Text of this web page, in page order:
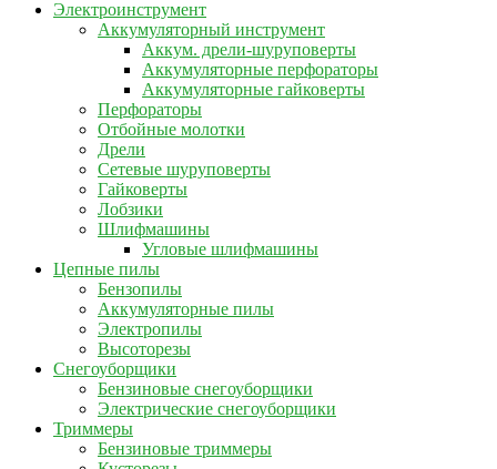
Электроинструмент
Аккумуляторный инструмент
Аккум. дрели-шуруповерты
Аккумуляторные перфораторы
Аккумуляторные гайковерты
Перфораторы
Отбойные молотки
Дрели
Сетевые шуруповерты
Гайковерты
Лобзики
Шлифмашины
Угловые шлифмашины
Цепные пилы
Бензопилы
Аккумуляторные пилы
Электропилы
Высоторезы
Снегоуборщики
Бензиновые снегоуборщики
Электрические снегоуборщики
Триммеры
Бензиновые триммеры